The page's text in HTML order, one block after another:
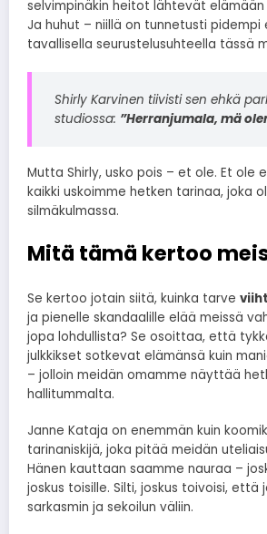
selvimpinäkin heitot lähtevät
Ja huhut – niillä on tunnetusti pidempi
tavallisella seurustelusuhteella tässä
Shirly Karvinen tiivisti sen ehkä
studiossa: ”Herranjumala, mä
Mutta Shirly, usko pois – et ole. Et ole
kaikki uskoimme hetken tarinaa, joka
silmäkulmassa.
Mitä tämä kertoo
Se kertoo jotain siitä, kuinka tarve
ja pienelle skandaalille elää meissä
jopa lohdullista? Se osoittaa, että
julkkikset sotkevat elämänsä kuin
– jolloin meidän omamme näyttää
hallitummalta.
Janne Kataja on enemmän kuin
tarinaniskijä, joka pitää meidän
Hänen kauttaan saamme nauraa –
joskus toisille. Silti, joskus toivoisi, että
sarkasmin ja sekoilun väliin.